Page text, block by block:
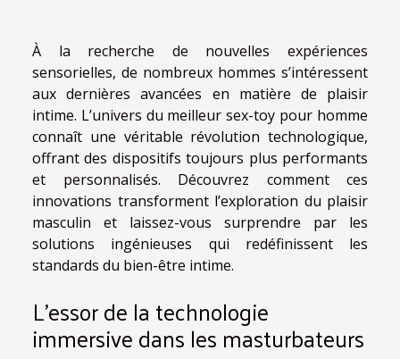
À la recherche de nouvelles expériences
sensorielles, de nombreux hommes s’intéressent
aux dernières avancées en matière de plaisir
intime. L’univers du meilleur sex-toy pour homme
connaît une véritable révolution technologique,
offrant des dispositifs toujours plus performants
et personnalisés. Découvrez comment ces
innovations transforment l’exploration du plaisir
masculin et laissez-vous surprendre par les
solutions ingénieuses qui redéfinissent les
standards du bien-être intime.
L’essor de la technologie
immersive dans les masturbateurs